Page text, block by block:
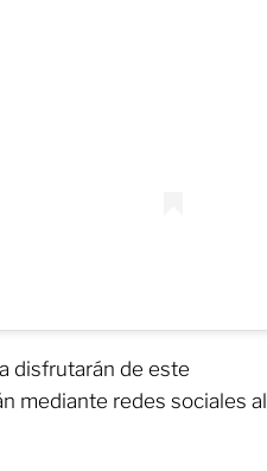
disfrutarán de este
mediante redes sociales al